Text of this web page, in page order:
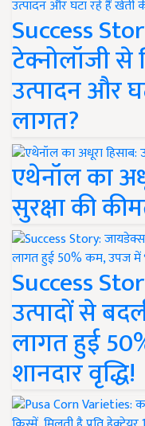
Success
टेक्नोलॉजी
उत्पादन और
लागत?
एथेनॉल का
सुरक्षा की
Success
उत्पादों से
लागत हुई
शानदार वृद्धि!